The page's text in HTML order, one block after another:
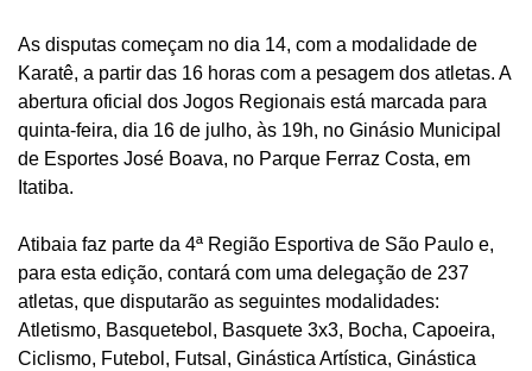
As disputas começam no dia 14, com a modalidade de
Karatê, a partir das 16 horas com a pesagem dos atletas. A
abertura oficial dos Jogos Regionais está marcada para
quinta-feira, dia 16 de julho, às 19h, no Ginásio Municipal
de Esportes José Boava, no Parque Ferraz Costa, em
Itatiba.
Atibaia faz parte da 4ª Região Esportiva de São Paulo e,
para esta edição, contará com uma delegação de 237
atletas, que disputarão as seguintes modalidades:
Atletismo, Basquetebol, Basquete 3x3, Bocha, Capoeira,
Ciclismo, Futebol, Futsal, Ginástica Artística, Ginástica